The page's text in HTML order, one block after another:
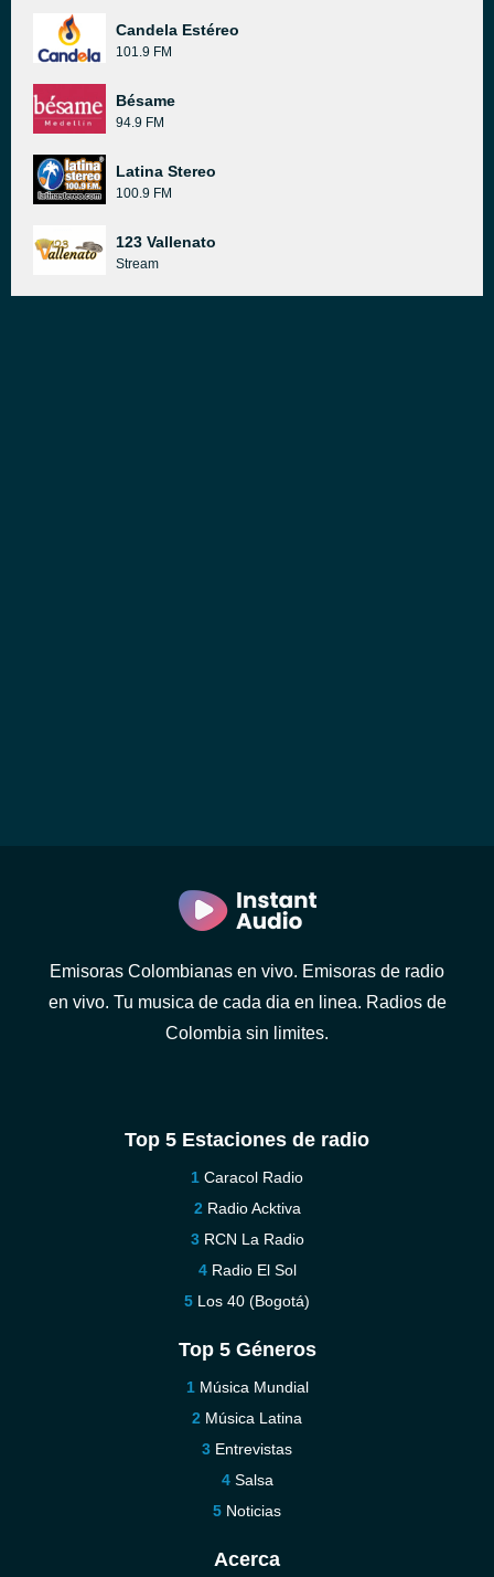
Candela Estéreo
101.9 FM
Bésame
94.9 FM
Latina Stereo
100.9 FM
123 Vallenato
Stream
Emisoras Colombianas en vivo. Emisoras de radio
en vivo. Tu musica de cada dia en linea. Radios de
Colombia sin limites.
Top 5 Estaciones de radio
Caracol Radio
Radio Acktiva
RCN La Radio
Radio El Sol
Los 40 (Bogotá)
Top 5 Géneros
Música Mundial
Música Latina
Entrevistas
Salsa
Noticias
Acerca